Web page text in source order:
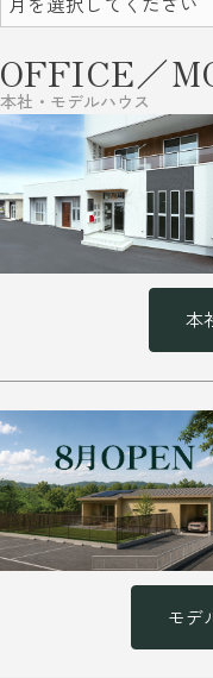
OFFICE／
本社・モデルハウス
本
モデ